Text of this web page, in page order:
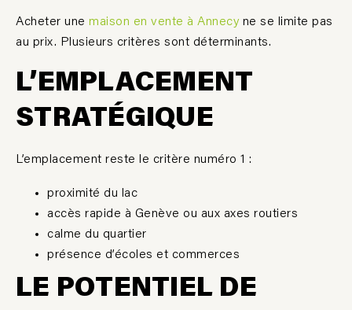
Acheter une maison en vente à Annecy ne se limite pas
au prix. Plusieurs critères sont déterminants.
L’EMPLACEMENT
STRATÉGIQUE
L’emplacement reste le critère numéro 1 :
proximité du lac
accès rapide à Genève ou aux axes routiers
calme du quartier
présence d’écoles et commerces
LE POTENTIEL DE